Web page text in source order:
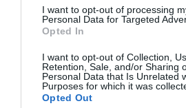
I want to opt-out of processing
Personal Data for Targeted
Opted In
I want to opt-out of Collection,
Retention, Sale, and/or Sharing
Personal Data that Is Unrelated
Purposes for which it was
Opted Out
AfegirVIA Empresacom
Google de forma
Estigues informat amb les